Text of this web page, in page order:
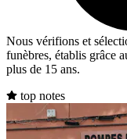
Nous vérifions et
funèbres, établis grâce
plus de 15 ans.
top notes